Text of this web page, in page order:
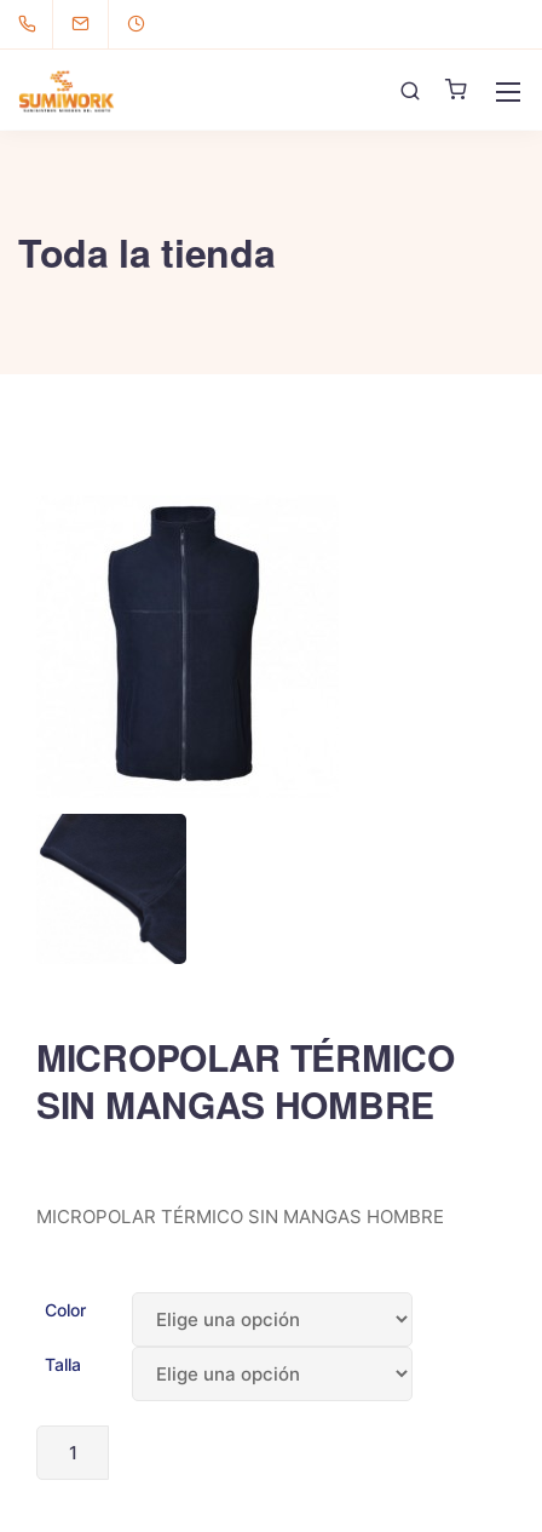
Toda la tienda
MICROPOLAR TÉRMICO
SIN MANGAS HOMBRE
MICROPOLAR TÉRMICO SIN MANGAS HOMBRE
Color
Talla